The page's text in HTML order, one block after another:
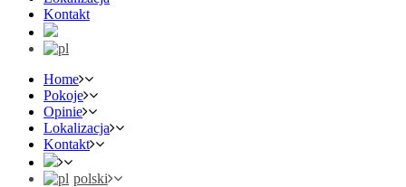
Kontakt
Home
Pokoje
Opinie
Lokalizacja
Kontakt
polski